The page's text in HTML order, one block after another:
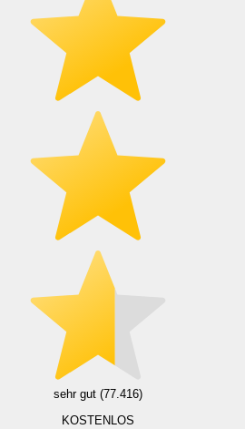
sehr gut (77.416)
KOSTENLOS